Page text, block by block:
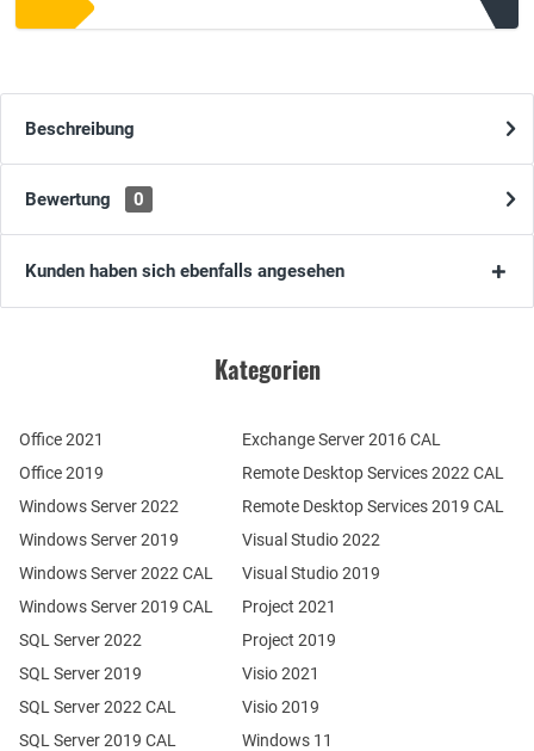
Beschreibung
Bewertung 0
Kunden haben sich ebenfalls angesehen
Kategorien
Office 2021
Office 2019
Windows Server 2022
Windows Server 2019
SQL Server 2022
SQL Server 2019
Windows Server 2022 CAL
Windows Server 2019 CAL
SQL Server 2022 CAL
SQL Server 2019 CAL
Remote Desktop Services 2022 CAL
Remote Desktop Services 2019 CAL
Exchange Server 2016 CAL
Visual Studio 2022
Visual Studio 2019
Project 2021
Project 2019
Visio 2021
Visio 2019
Windows 11